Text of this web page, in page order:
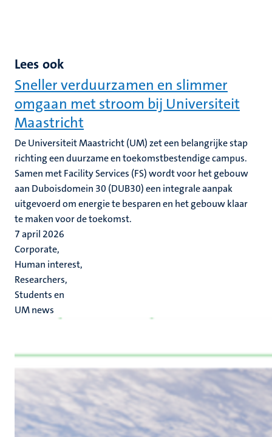
Lees ook
Sneller verduurzamen en slimmer
omgaan met stroom bij Universiteit
Maastricht
De Universiteit Maastricht (UM) zet een belangrijke stap
richting een duurzame en toekomstbestendige campus.
Samen met Facility Services (FS) wordt voor het gebouw
aan Duboisdomein 30 (DUB30) een integrale aanpak
uitgevoerd om energie te besparen en het gebouw klaar
te maken voor de toekomst.
7 april 2026
Corporate,
Human interest,
Researchers,
Students en
UM news